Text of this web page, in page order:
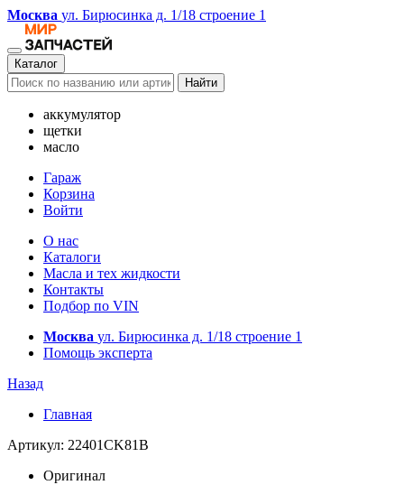
Москва ул. Бирюсинка д. 1/18 строение 1
Каталог
Найти
аккумулятор
щетки
масло
Гараж
Корзина
Войти
О нас
Каталоги
Масла и тех жидкости
Контакты
Подбор по VIN
Москва ул. Бирюсинка д. 1/18 строение 1
Помощь эксперта
Назад
Главная
Артикул: 22401CK81B
Оригинал